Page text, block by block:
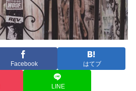
Facebook はてブ
LINE